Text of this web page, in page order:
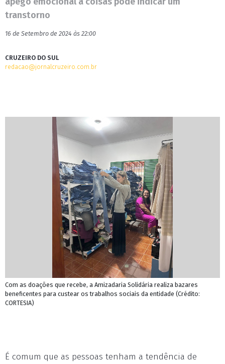
transtorno
16 de Setembro de 2024 às 22:00
CRUZEIRO DO SUL
redacao@jornalcruzeiro.com.br
Com as doações que recebe, a Amizadaria Solidária realiza bazares
beneficentes para custear os trabalhos sociais da entidade (Crédito:
CORTESIA)
É comum que as pessoas tenham a tendência de